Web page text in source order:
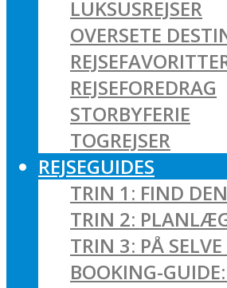
LUKSUSREJSER
OVERSETE
REJSEFOREDRAG
STORBYFERIE
TOGREJSER
REJSEGUIDES
TRIN 1: FIND
TRIN 2: PLANLÆG
TRIN 3: PÅ SELVE
BOOKING-